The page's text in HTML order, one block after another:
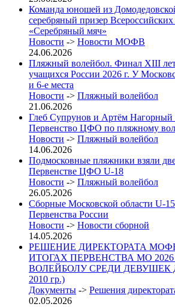
Команда юношей из
серебряный призер
«Серебряный мяч»
Новости -> Новости МОФВ
24.06.2026
Пляжный волейбол. Финал XIII
учащихся России 2026 г. У
и 6-е места
Новости -> Пляжный волейбол
21.06.2026
Глеб Супрунов и Артём Нагорный
Первенство ЦФО по пляжному
Новости -> Пляжный волейбол
14.06.2026
Подмосковные пляжники взяли
Первенстве ЦФО U-18
Новости -> Пляжный волейбол
26.05.2026
Сборные Московской области U-
Первенства России
Новости -> Новости сборной
14.05.2026
РЕШЕНИЕ ДИРЕКТОРАТА МОФВ
ИТОГАХ ПЕРВЕНСТВА МО
ВОЛЕЙБОЛУ СРЕДИ ДЕВУШЕК
2010 гр.)
Документы -> Решения
02.05.2026